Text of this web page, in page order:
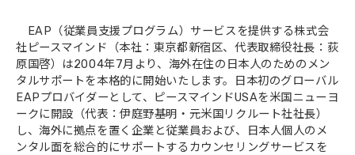
会社概要
EAP（従業員支援プログラム）サービスを提供する株式会
社ピースマインド（本社：東京都新宿区、代表取締役社長：荻
原国啓）は2004年7月より、海外在住の日本人のためのメン
タルサポートを本格的に開始いたします。日本初のグローバル
EAPプロバイダーとして、ピースマインドUSAを米国ニューヨ
ークに開設（代表：伊庭野基明・元米国リクルート社社長）
し、海外に拠点を置く企業と従業員および、日本人個人のメ
ンタル面を総合的にサポートするカウンセリングサービスを